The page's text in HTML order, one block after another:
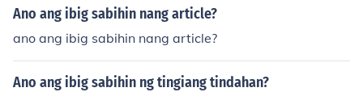
Ano ang ibig sabihin nang article?
ano ang ibig sabihin nang article?
Ano ang ibig sabihin ng tingiang tindahan?